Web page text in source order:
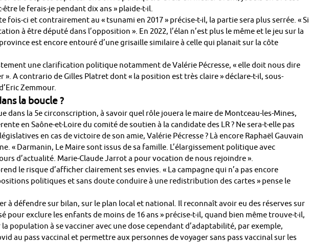
le ferais-je pendant dix ans » plaide-t-il.
fois-ci et contrairement au « tsunami en 2017 » précise-t-il, la partie sera plus serrée. « Si
à être député dans l’opposition ». En 2022, l’élan n’est plus le même et le jeu sur la
est encore entouré d’une grisaille similaire à celle qui planait sur la côte
une clarification politique notamment de Valérie Pécresse, « elle doit nous dire
». A contrario de Gilles Platret dont « la position est très claire » déclare-t-il, sous-
Zemmour.
la boucle ?
dans la 5e circonscription, à savoir quel rôle jouera le maire de Montceau-les-Mines,
en Saône-et-Loire du comité de soutien à la candidate des LR ? Ne sera-t-elle pas
en cas de victoire de son amie, Valérie Pécresse ? Là encore Raphaël Gauvain
« Darmanin, Le Maire sont issus de sa famille. L’élargissement politique avec
d’actualité. Marie-Claude Jarrot a pour vocation de nous rejoindre ».
le risque d’afficher clairement ses envies. « La campagne qui n’a pas encore
politiques et sans doute conduire à une redistribution des cartes » pense le
à défendre sur bilan, sur le plan local et national. Il reconnaît avoir eu des réserves sur
pour exclure les enfants de moins de 16 ans » précise-t-il, quand bien même trouve-t-il,
population à se vacciner avec une dose cependant d’adaptabilité, par exemple,
au pass vaccinal et permettre aux personnes de voyager sans pass vaccinal sur les